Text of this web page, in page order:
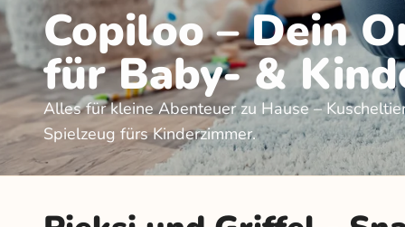
Copiloo – Dein
für Baby- &
Alles für kleine Abenteuer zu Hause –
Spielzeug fürs Kinderzimmer.